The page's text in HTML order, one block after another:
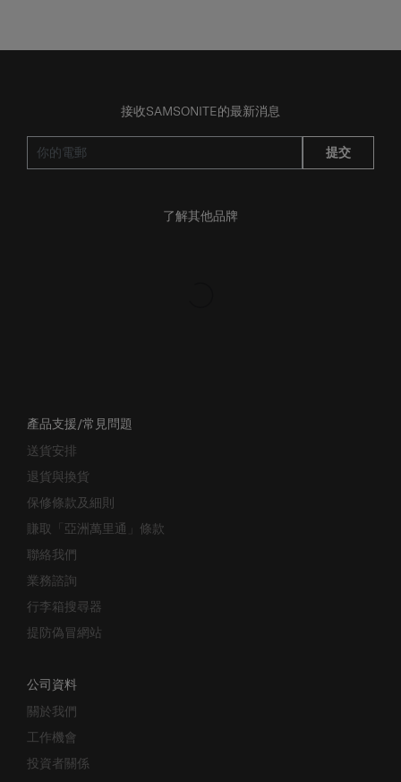
提交
送貨安排
退貨與換貨
保修條款及細則
賺取「亞洲萬里通」條款
聯絡我們
業務諮詢
行李箱搜尋器
提防偽冒網站
關於我們
工作機會
投資者關係
門市位置